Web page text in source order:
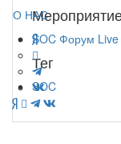
О НАС
SOC Форум Live
Тег
SOC